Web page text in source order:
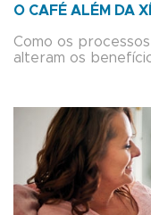
O CAFÉ ALÉM DA
Como os
alteram os